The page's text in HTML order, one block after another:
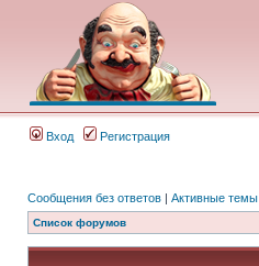
Вход Регистрация
Сообщения без ответов | Активные темы
Список форумов